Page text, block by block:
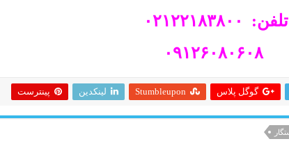
تلفن: ۰۲۱۲۲۱۸۳۸۰۰
گوگل پلاس Stumbleupon لینکدین پینترست